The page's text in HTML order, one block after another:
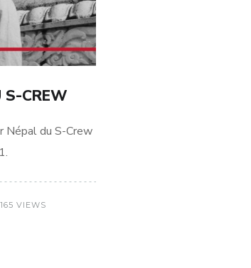
S-CREW
Népal du S-Crew
VIEWS